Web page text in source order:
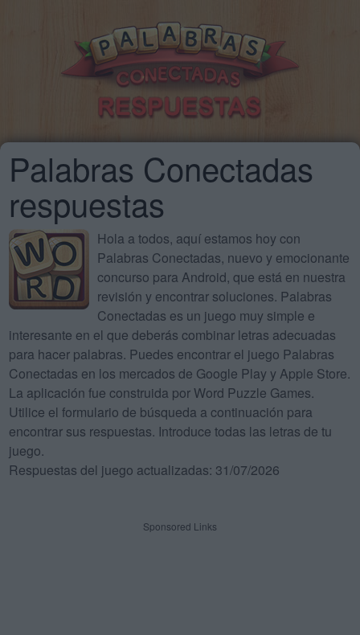
Palabras Conectadas
respuestas
Hola a todos, aquí estamos hoy con
Palabras Conectadas, nuevo y emocionante
concurso para Android, que está en nuestra
revisión y encontrar soluciones. Palabras
Conectadas es un juego muy simple e
interesante en el que deberás combinar letras adecuadas
para hacer palabras. Puedes encontrar el juego Palabras
Conectadas en los mercados de Google Play y Apple Store.
La aplicación fue construida por Word Puzzle Games.
Utilice el formulario de búsqueda a continuación para
encontrar sus respuestas. Introduce todas las letras de tu
juego.
Respuestas del juego actualizadas: 31/07/2026
Sponsored Links